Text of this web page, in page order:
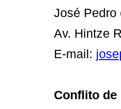
José Pedro
Av. Hintze
E-mail:
Conflito